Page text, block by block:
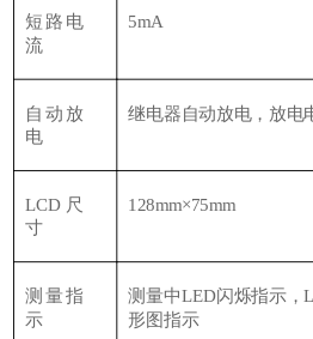
短路电
流
5mA
自动放
电
继电器自动放电，放电
LCD尺
寸
128mm×75mm
测量指
示
测量中LED闪烁指示，
形图指示